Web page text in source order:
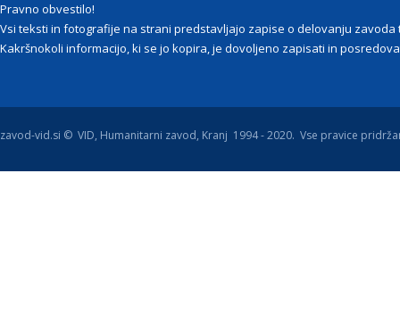
Pravno obvestilo!
Vsi teksti in fotografije na strani predstavljajo zapise o delovanju
Kakršnokoli informacijo, ki se jo kopira, je dovoljeno zapisati in
zavod-vid.si © VID, Humanitarni zavod, Kranj 1994 - 2020. Vse pravice